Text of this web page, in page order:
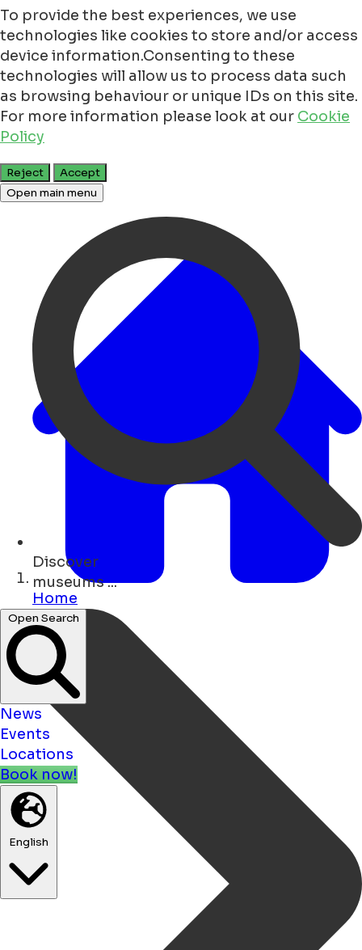
To provide the best experiences, we use
technologies like cookies to store and/or access
device information.Consenting to these
technologies will allow us to process data such
as browsing behaviour or unique IDs on this site.
For more information please look at our Cookie
Policy
Reject
Accept
Open main menu
Discover
hotels ...
Open Search
News
Events
Locations
Book now!
English
Home